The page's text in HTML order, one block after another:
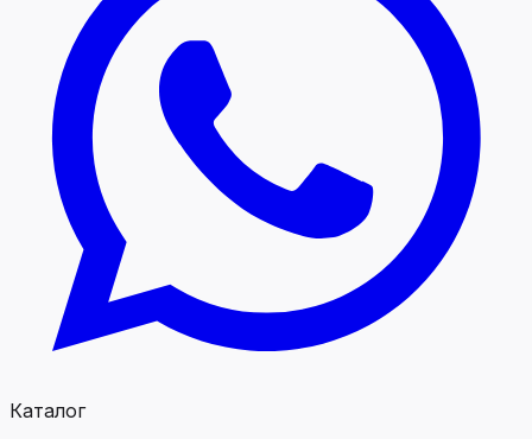
Каталог